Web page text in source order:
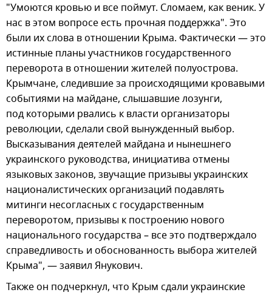
"Умоются кровью и все поймут. Сломаем, как веник. У
нас в этом вопросе есть прочная поддержка". Это
были их слова в отношении Крыма. Фактически — это
истинные планы участников государственного
переворота в отношении жителей полуострова.
Крымчане, следившие за происходящими кровавыми
событиями на майдане, слышавшие лозунги,
под которыми рвались к власти организаторы
революции, сделали свой вынужденный выбор.
Высказывания деятелей майдана и нынешнего
украинского руководства, инициатива отмены
языковых законов, звучащие призывы украинских
националистических организаций подавлять
митинги несогласных с государственным
переворотом, призывы к построению нового
национального государства – все это подтверждало
справедливость и обоснованность выбора жителей
Крыма", — заявил Янукович.
Также он подчеркнул, что Крым сдали украинские